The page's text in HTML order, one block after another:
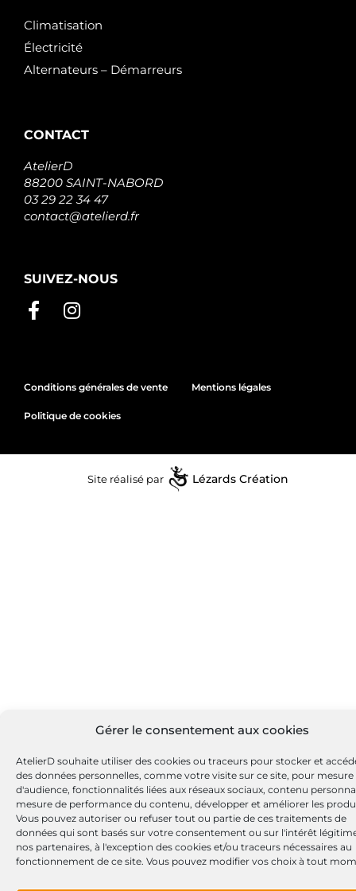
Gérer le consentement aux cookies
AtelierD souhaite utiliser des cookies ou traceurs pour stocker et
des données personnelles, comme votre visite sur ce site, pour mesure
d'audience, fonctionnalités liées aux réseaux sociaux, contenu
mesure de performance du contenu, développer et améliorer les
Vous pouvez autoriser ou refuser tout ou partie de ces traitements de
données qui sont basés sur votre consentement ou sur l'intérêt
nos partenaires, à l'exception des cookies et/ou traceurs nécessaires au
fonctionnement de ce site. Vous pouvez modifier vos choix à tout
Climatisation
Électricité
Alternateurs – Démarreurs
CONTACT
AtelierD
88200 SAINT-NABORD
03 29 22 34 47
contact@atelierd.fr
SUIVEZ-NOUS
Conditions générales de vente Mentions légales
Politique de cookies
Site réalisé par Lézards Création